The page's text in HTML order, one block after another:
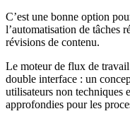
C’est une bonne option
l’automatisation de tâches
révisions de contenu.
Le moteur de flux de
double interface : un
utilisateurs non techniques
approfondies pour les